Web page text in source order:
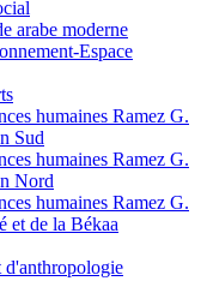
arabe moderne
Espace
humaines Ramez G.
Sud
humaines Ramez G.
Nord
humaines Ramez G.
et de la Békaa
d'anthropologie